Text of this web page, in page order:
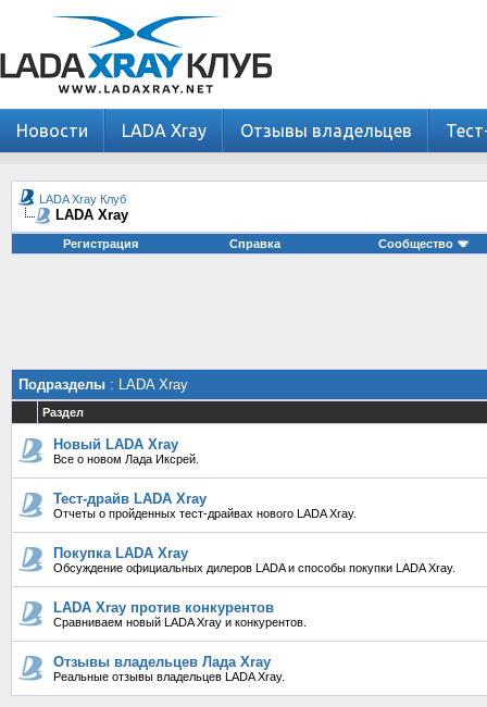
Новости LADA Xray Отзывы владельцев
LADA Xray Клуб
LADA Xray
Регистрация Справка Сообщество
Подразделы : LADA Xray
Раздел
Новый LADA Xray
Все о новом Лада Иксрей.
Тест-драйв LADA Xray
Отчеты о пройденных тест-драйвах нового LADA Xray.
Покупка LADA Xray
Обсуждение официальных дилеров LADA и способы покупки LADA Xray.
LADA Xray против конкурентов
Сравниваем новый LADA Xray и конкурентов.
Отзывы владельцев Лада Xray
Реальные отзывы владельцев LADA Xray.